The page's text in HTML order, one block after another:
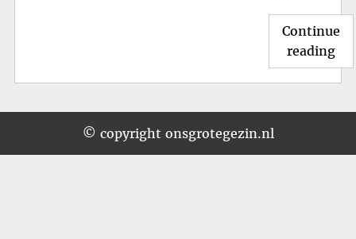
Continue
reading
© copyright onsgrotegezin.nl